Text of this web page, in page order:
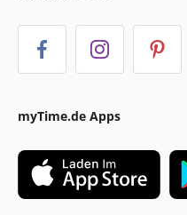
myTime.de Apps